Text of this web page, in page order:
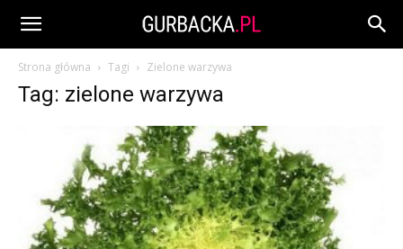
Strona główna Tagi Zielone warzywa
Tag: zielone warzywa